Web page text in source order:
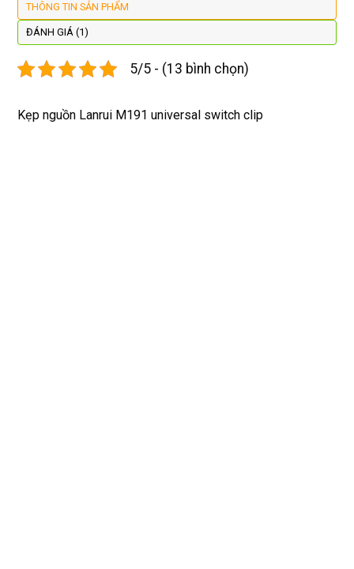
xịn
phí.
THÔNG TIN SẢN PHẨM
ĐÁNH GIÁ (1)
5/5 - (13 bình chọn)
Kẹp nguồn Lanrui M191 universal switch clip